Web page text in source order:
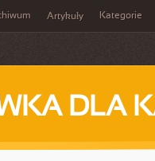
Artykuły Kategorie
DLA